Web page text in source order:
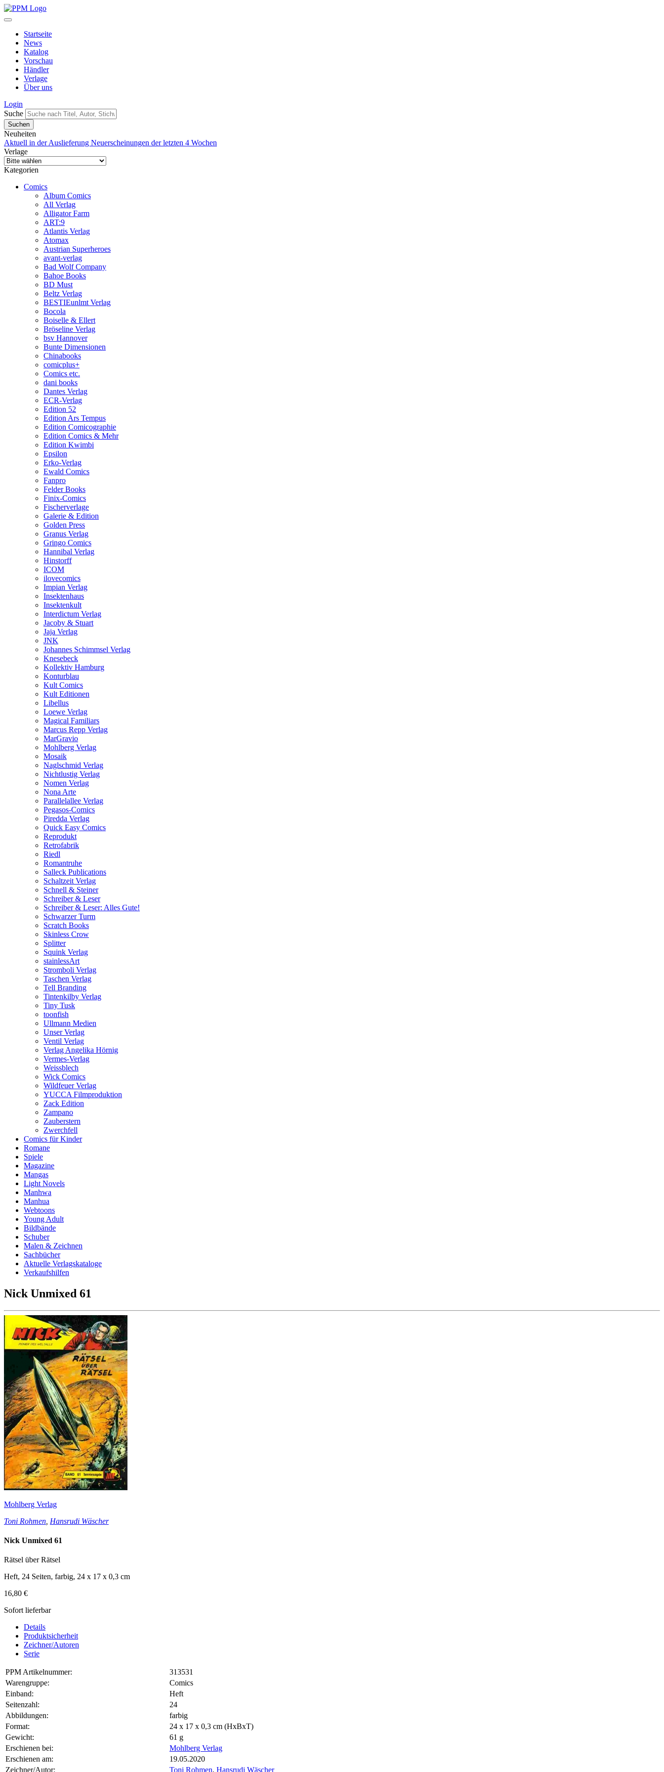
Startseite
News
Katalog
Vorschau
Händler
Verlage
Über uns
Login
Suche
Neuheiten
Aktuell in der Auslieferung Neuerscheinungen der letzten 4 Wochen
Verlage
Kategorien
Comics
Album Comics
All Verlag
Alligator Farm
ART:9
Atlantis Verlag
Atomax
Austrian Superheroes
avant-verlag
Bad Wolf Company
Bahoe Books
BD Must
Beltz Verlag
BESTIEunlmt Verlag
Bocola
Boiselle & Ellert
Bröseline Verlag
bsv Hannover
Bunte Dimensionen
Chinabooks
comicplus+
Comics etc.
dani books
Dantes Verlag
ECR-Verlag
Edition 52
Edition Ars Tempus
Edition Comicographie
Edition Comics & Mehr
Edition Kwimbi
Epsilon
Erko-Verlag
Ewald Comics
Fanpro
Felder Books
Finix-Comics
Fischerverlage
Galerie & Edition
Golden Press
Granus Verlag
Gringo Comics
Hannibal Verlag
Hinstorff
ICOM
ilovecomics
Impian Verlag
Insektenhaus
Insektenkult
Interdictum Verlag
Jacoby & Stuart
Jaja Verlag
JNK
Johannes Schimmsel Verlag
Knesebeck
Kollektiv Hamburg
Konturblau
Kult Comics
Kult Editionen
Libellus
Loewe Verlag
Magical Familiars
Marcus Repp Verlag
MarGravio
Mohlberg Verlag
Mosaik
Naglschmid Verlag
Nichtlustig Verlag
Nomen Verlag
Nona Arte
Parallelallee Verlag
Pegasos-Comics
Piredda Verlag
Quick Easy Comics
Reprodukt
Retrofabrik
Riedl
Romantruhe
Salleck Publications
Schaltzeit Verlag
Schnell & Steiner
Schreiber & Leser
Schreiber & Leser: Alles Gute!
Schwarzer Turm
Scratch Books
Skinless Crow
Splitter
Squink Verlag
stainlessArt
Stromboli Verlag
Taschen Verlag
Tell Branding
Tintenkilby Verlag
Tiny Tusk
toonfish
Ullmann Medien
Unser Verlag
Ventil Verlag
Verlag Angelika Hörnig
Vermes-Verlag
Weissblech
Wick Comics
Wildfeuer Verlag
YUCCA Filmproduktion
Zack Edition
Zampano
Zauberstern
Zwerchfell
Comics für Kinder
Romane
Spiele
Magazine
Mangas
Light Novels
Manhwa
Manhua
Webtoons
Young Adult
Bildbände
Schuber
Malen & Zeichnen
Sachbücher
Aktuelle Verlagskataloge
Verkaufshilfen
Nick Unmixed 61
Mohlberg Verlag
Toni Rohmen Hansrudi Wäscher
Nick Unmixed 61
Rätsel über Rätsel
Heft, 24 Seiten, farbig, 24 x 17 x 0,3 cm
16,80 €
Sofort lieferbar
Details
Produktsicherheit
Zeichner/Autoren
Serie
PPM Artikelnummer:
313531
Warengruppe:
Comics
Einband:
Heft
Seitenzahl:
24
Abbildungen:
farbig
Format:
24 x 17 x 0,3 cm (HxBxT)
Gewicht:
61 g
Erschienen bei:
Mohlberg Verlag
Erschienen am:
19.05.2020
Zeichner/Autor:
Toni Rohmen, Hansrudi Wäscher